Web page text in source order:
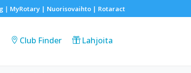
| MyRotary | Nuorisovaihto| Rotaract
Club Finder Lahjoita